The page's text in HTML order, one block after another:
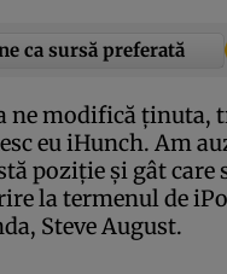
ca sursă preferată
ne modifică ţinuta,
eu iHunch. Am
poziţie şi gât
la termenul de
Steve August.